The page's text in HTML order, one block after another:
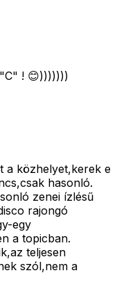
! 😊)))))))
a közhelyet,kerek e
hasonló.
zenei ízlésű
rajongó
egy
a topicban.
teljesen
szól,nem a